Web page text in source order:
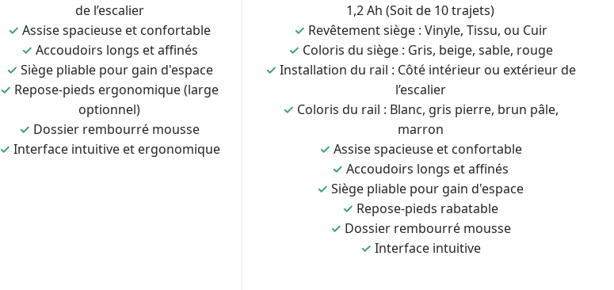
de l’escalier
✓ Assise spacieuse et confortable
✓ Accoudoirs longs et affinés
✓ Siège pliable pour gain d'espace
✓ Repose-pieds ergonomique (large
optionnel)
✓ Dossier rembourré mousse
✓ Interface intuitive et ergonomique
1,2 Ah (Soit de 10 trajets)
✓ Revêtement siège : Vinyle, Tissu, ou Cuir
✓ Coloris du siège : Gris, beige, sable, rouge
✓ Installation du rail : Côté intérieur ou extérieur de
l’escalier
✓ Coloris du rail : Blanc, gris pierre, brun pâle,
marron
✓ Assise spacieuse et confortable
✓ Accoudoirs longs et affinés
✓ Siège pliable pour gain d'espace
✓ Repose-pieds rabatable
✓ Dossier rembourré mousse
✓ Interface intuitive